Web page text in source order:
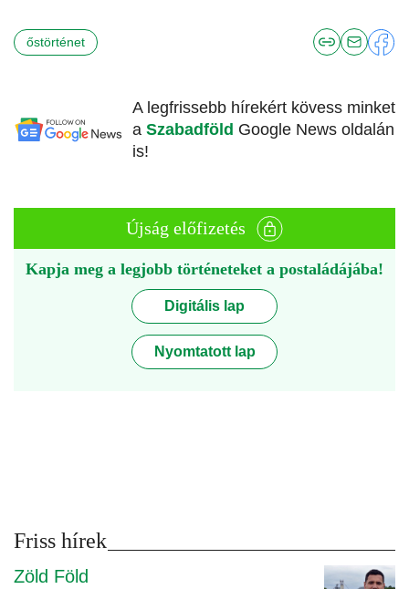
őstörténet
A legfrissebb hírekért kövess minket
a Szabadföld Google News oldalán
is!
Újság előfizetés
Kapja meg a legjobb történeteket a postaládájába!
Digitális lap
Nyomtatott lap
Friss hírek
Zöld Föld